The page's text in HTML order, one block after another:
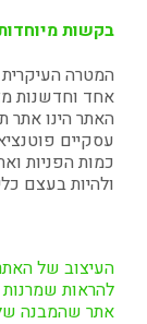
העיצוב של
להראות
אתר שהמבנה
בקשות
המטרה
אחד וחדשנות
האתר הינו אתר
עסקיים
כמות הפניות
ולהיות בעצם